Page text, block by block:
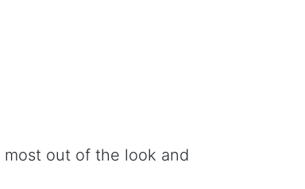
most out of the look and